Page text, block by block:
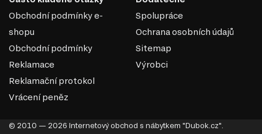
DTD (dřevotřísková deska) je jedním z nejrozšířenějších
materiálů v nábytkářském průmyslu. Vyrábí se lisováním
dřevních třísek pod vysokým tlakem s přidáním
syntetických pryskyřic jako pojiva. DTD je základním
materiálem pro výrobu korpusového nábytku, čelních
univerzálnosti a dostupnosti.
Výhody DTD:
Různorodost designů: Umožňuje výrobu nábytku v moderním,
klasickém nebo jiném stylu díky široké škále dekorativních povrchů.
Obchodní podmínky e-
shopu
Obchodní podmínky
Reklamace
Reklamační protokol
Vrácení peněz
Spolupráce
Ochrana osobních údajů
Sitemap
Výrobci
© 2010 — 2026 Internetový obchod s nábytkem "Dubok.cz".